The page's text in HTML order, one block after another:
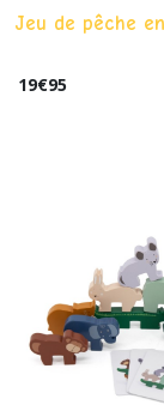
Jeu de pêche
19€95